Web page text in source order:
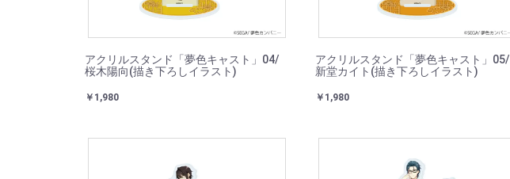
アクリルスタンド「夢色キャスト」04/
桜木陽向(描き下ろしイラスト)
￥1,980
アクリルスタンド「夢色キャスト」05/
新堂カイト(描き下ろしイラスト)
￥1,980